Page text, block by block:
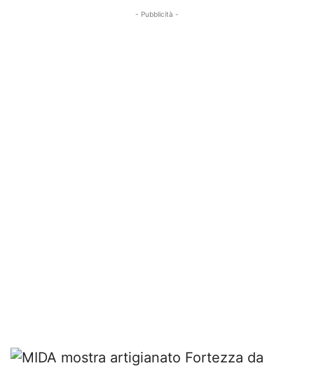
- Pubblicità -